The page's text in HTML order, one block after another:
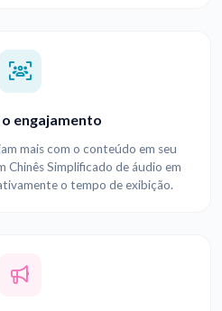
engajamento
mais com o conteúdo em seu
Chinês Simplificado de áudio em
o tempo de exibição.